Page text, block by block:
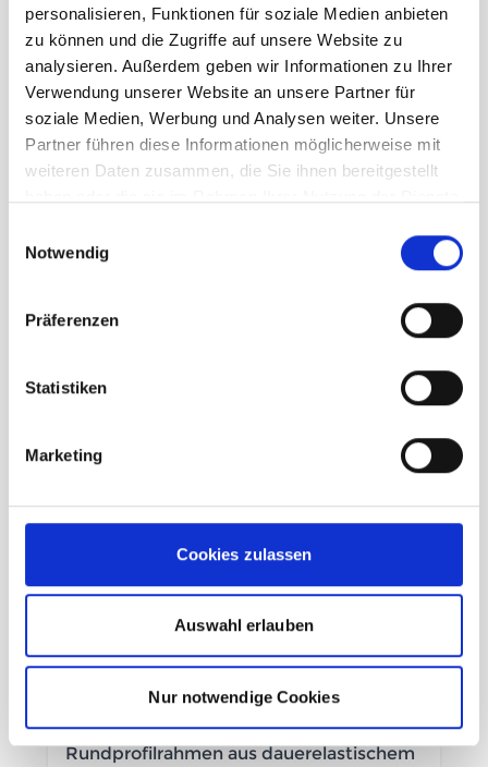
personalisieren, Funktionen für soziale Medien anbieten
zu können und die Zugriffe auf unsere Website zu
analysieren. Außerdem geben wir Informationen zu Ihrer
Verwendung unserer Website an unsere Partner für
soziale Medien, Werbung und Analysen weiter. Unsere
Partner führen diese Informationen möglicherweise mit
weiteren Daten zusammen, die Sie ihnen bereitgestellt
Notwendig
Präferenzen
Statistiken
Marketing
Cookies zulassen
Auswahl erlauben
Nur notwendige Cookies
Deuter AC Lite 14 SL ashrose
unser Preis ab:
99,95 €
In den Warenkorb
Beschreibung / Deuter AC Lite 14 SL alu
Aircomfort-Rückensystem
Leichtgewicht
Rundprofilrahmen aus dauerelastischem